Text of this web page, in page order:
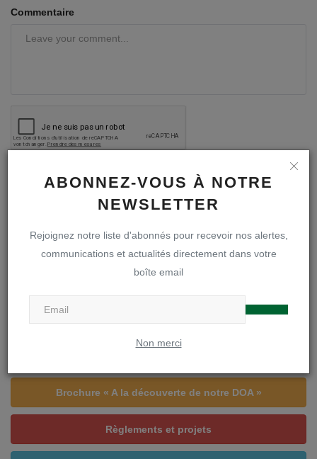
ABONNEZ-VOUS À NOTRE
NEWSLETTER
Rejoignez notre liste d'abonnés pour recevoir nos alertes,
communications et actualités directement dans votre
boîte email
Non merci
Commentaire
Inscriptions en première secondaire
Brochure « A la découverte de notre DOA »
Règlements et projets